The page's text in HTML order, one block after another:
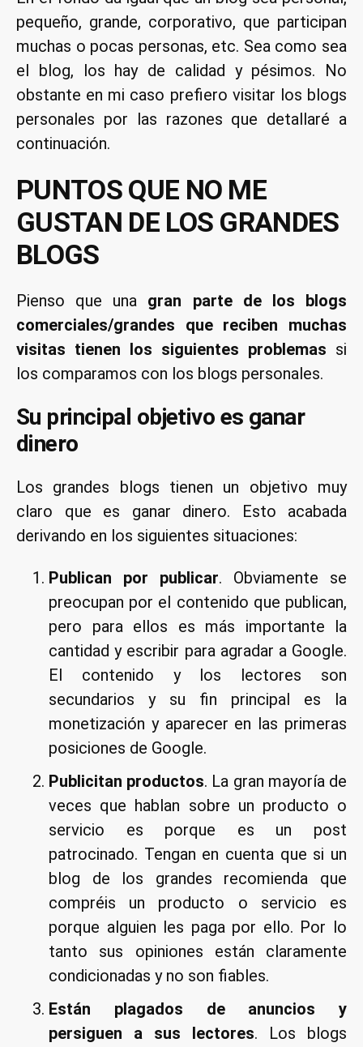
en
de
pequeño, grande, corporativo, que participan
muchas o pocas personas, etc. Sea como sea
el blog, los hay de calidad y pésimos. No
obstante en mi caso prefiero visitar los blogs
personales por las razones que detallaré a
continuación.
PUNTOS QUE NO ME
GUSTAN DE LOS GRANDES
BLOGS
Pienso que una gran parte de los blogs
comerciales/grandes que reciben muchas
visitas tienen los siguientes problemas si
los comparamos con los blogs personales.
Su principal objetivo es ganar
dinero
Los grandes blogs tienen un objetivo muy
claro que es ganar dinero. Esto acabada
derivando en los siguientes situaciones:
Publican por publicar. Obviamente se
preocupan por el contenido que publican,
pero para ellos es más importante la
cantidad y escribir para agradar a Google.
El contenido y los lectores son
secundarios y su fin principal es la
monetización y aparecer en las primeras
posiciones de Google.
Publicitan productos. La gran mayoría de
veces que hablan sobre un producto o
servicio es porque es un post
patrocinado. Tengan en cuenta que si un
blog de los grandes recomienda que
compréis un producto o servicio es
porque alguien les paga por ello. Por lo
tanto sus opiniones están claramente
condicionadas y no son fiables.
Están plagados de anuncios y
persiguen a sus lectores. Los blogs